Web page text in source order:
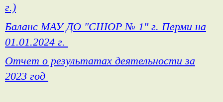
г.)
Баланс МАУ ДО "СШОР № 1" г. Перми на
01.01.2024 г.
Отчет о результатах деятельности за
2023 год